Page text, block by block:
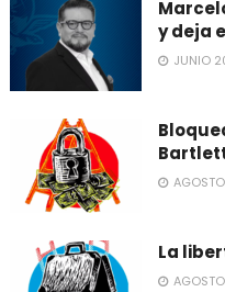
y deja
JUNIO
La